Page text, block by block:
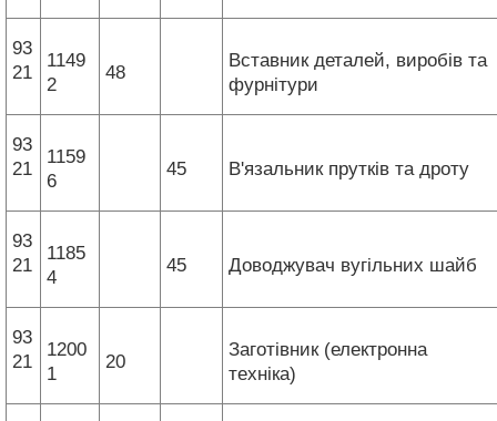
93
21
1149
2
48
Вставник деталей, виробів та
фурнітури
93
21
1159
6
45 В'язальник прутків та дроту
93
21
1185
4
45 Доводжувач вугільних шайб
93
21
1200
1
20
Заготівник (електронна
техніка)